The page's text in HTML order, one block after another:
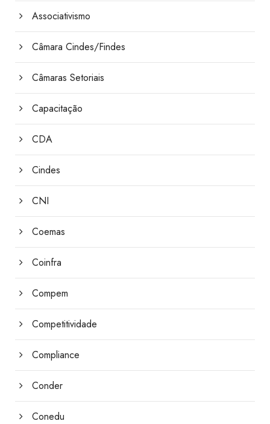
Associativismo
Câmara Cindes/Findes
Câmaras Setoriais
Capacitação
CDA
Cindes
CNI
Coemas
Coinfra
Compem
Competitividade
Compliance
Conder
Conedu